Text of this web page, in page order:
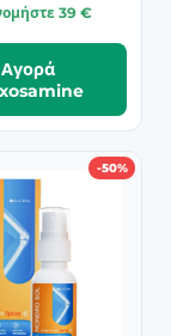
39 €
Αγορά
-50%